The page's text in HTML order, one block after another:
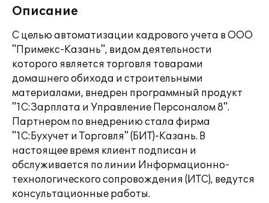
Описание
С целью автоматизации кадрового учета в ООО
"Примекс-Казань", видом деятельности
которого является торговля товарами
домашнего обихода и строительными
материалами, внедрен программный продукт
"1С:Зарплата и Управление Персоналом 8".
Партнером по внедрению стала фирма
"1С:Бухучет и Торговля" (БИТ)-Казань. В
настоящее время клиент подписан и
обслуживается по линии Информационно-
технологического сопровождения (ИТС), ведутся
консультационные работы.